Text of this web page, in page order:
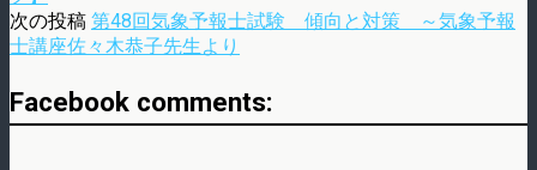
次の投稿 第48回気象予報士試験 傾向と対策 ～気象予報
士講座佐々木恭子先生より
Facebook comments: